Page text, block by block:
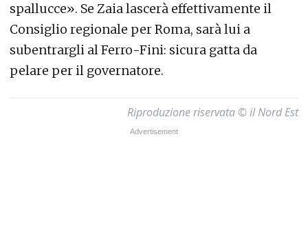
spallucce». Se Zaia lascerà effettivamente il
Consiglio regionale per Roma, sarà lui a
subentrargli al Ferro-Fini: sicura gatta da
pelare per il governatore.
Riproduzione riservata © il Nord Est